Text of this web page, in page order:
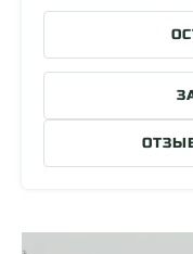
Обнаружение (1.7м x
Распознание (1.7м x
Обнаружение кабана
Распознание кабана